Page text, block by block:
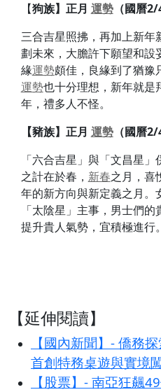
【狗族】 正月 運勢（國曆2/
三合吉星照拂，再加上新年
劃未來，大膽許下願望和
緣運勢頗佳，良緣到了猶豫
運勢也十分理想，新年就是
年，禮多人不怪。
【豬族】 正月 運勢（國曆2/
「六合吉星」與「文昌星
之計在於春， 新春之月，喜
年的新方向與新定義之月。
「太陰星」主事，男士們的
提升貴人氣勢，宜積極進行。
【延伸閱讀】
【國內新聞】- 僑務
首創特務桌遊與實境
【股票】- 南亞狂飆